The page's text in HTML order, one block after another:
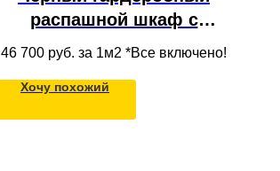
распашной шкаф с
полками, обувницей и
дерева для одежды под
потолок в прихожую
46 700 руб. за 1м2 *Все включено!
Хочу похожий